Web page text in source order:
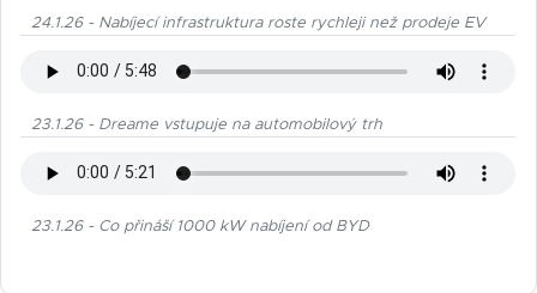
24.1.26 - Nabíjecí infrastruktura roste rychleji než prodeje EV
23.1.26 - Dreame vstupuje na automobilový trh
23.1.26 - Co přináší 1000 kW nabíjení od BYD